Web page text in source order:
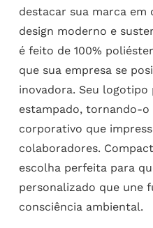
destacar sua marca em
design moderno e
é feito de 100%
que sua empresa se
inovadora. Seu
estampado, tornando-
corporativo que
colaboradores.
escolha perfeita para
personalizado que une
consciência ambiental.